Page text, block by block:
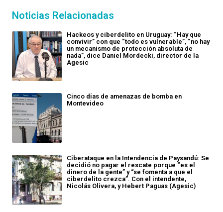
Noticias Relacionadas
Hackeos y ciberdelito en Uruguay: “Hay que
convivir” con que “todo es vulnerable”, “no hay
un mecanismo de protección absoluta de
nada”, dice Daniel Mordecki, director de la
Agesic
Cinco días de amenazas de bomba en
Montevideo
Ciberataque en la Intendencia de Paysandú: Se
decidió no pagar el rescate porque “es el
dinero de la gente” y “se fomenta a que el
ciberdelito crezca”. Con el intendente,
Nicolás Olivera, y Hebert Paguas (Agesic)